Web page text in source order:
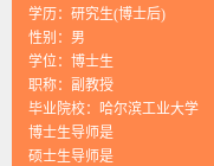
学历：研究生(博士后)
性别：男
学位：博士生
职称：副教授
毕业院校：哈尔滨工业大学
博士生导师是
硕士生导师是